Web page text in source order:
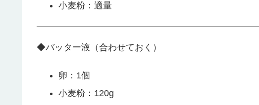
小麦粉：適量
◆バッター液（合わせておく）
卵：1個
小麦粉：120g